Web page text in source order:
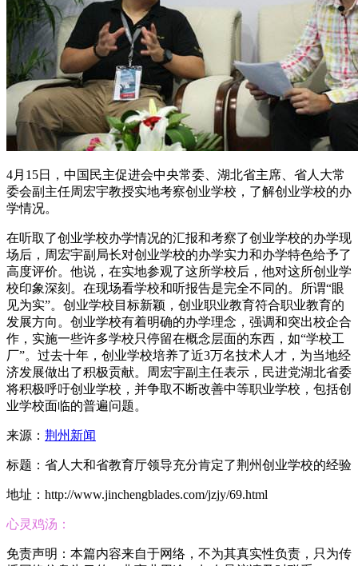
4月15日，中国民主促进会中央常委、湖北省主席、省人大常
委会副主任周宏宇教授实地考察创业学校，了解创业学校的办
学情况。
在听取了创业学校办学情况的汇报和考察了创业学校的办学现
场后，周宏宇副局长对创业学校的办学实力和办学特色给予了
高度评价。他说，在实地参观了这所学校后，他对这所创业学
校印象深刻。在现场看学校和听报告是完全不同的。所谓“眼
见为实”。创业学校目标新颖，创业职业教育符合职业教育的
发展方向。创业学校有着明确的办学理念，强调和突出校企合
作，实施一些许多学校只停留在概念层面的东西，如“学校工
厂”。过去十年，创业学校培养了近3万名技术人才，为当地经
济发展做出了积极贡献。周宏宇副主任表示，民进党湖北省委
将积极呼吁创业学校，并争取不断改善中等职业学校，包括创
业学校面临的普遍问题。
来源： 荆州新闻
标题：省人大和省教育厅领导充分肯定了荆州创业学校的经验
地址：http://www.jinchengblades.com/jzjy/69.html
心灵鸡汤：
免责声明：本篇内容来自于网络，不为其真实性负责，只为传